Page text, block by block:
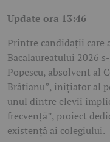
Update ora 13:46
Printre candidații care
Bacalaureatului 2026
Popescu, absolvent al
Brătianu”, inițiator al
unul dintre elevii
frecvență”, proiect
existență ai colegiului.